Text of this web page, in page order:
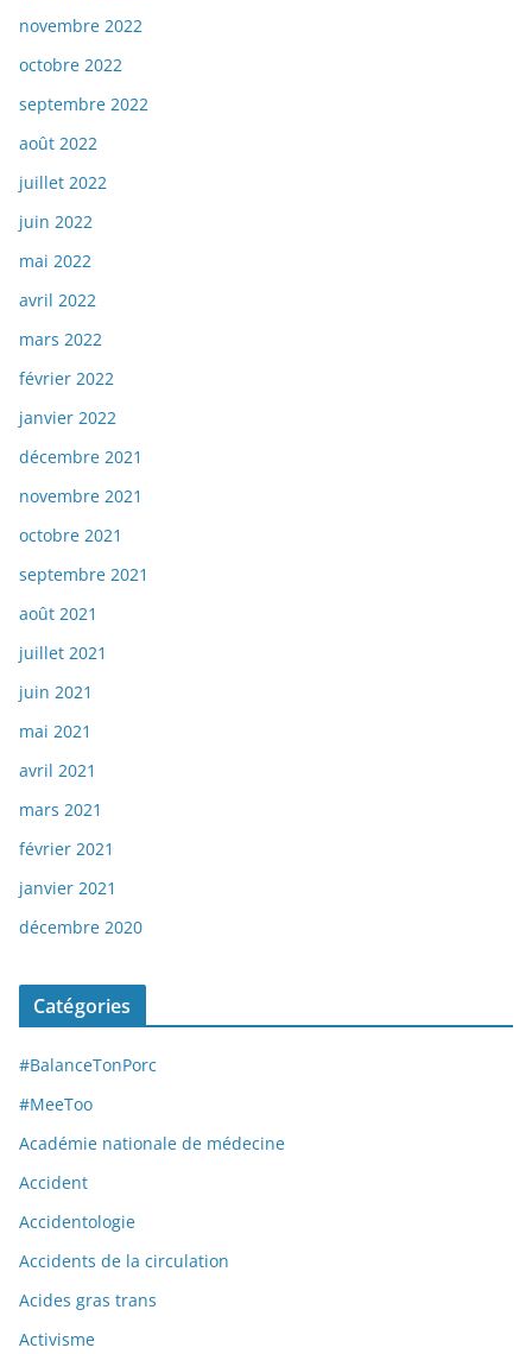
novembre 2022
octobre 2022
septembre 2022
août 2022
juillet 2022
juin 2022
mai 2022
avril 2022
mars 2022
février 2022
janvier 2022
décembre 2021
novembre 2021
octobre 2021
septembre 2021
août 2021
juillet 2021
juin 2021
mai 2021
avril 2021
mars 2021
février 2021
janvier 2021
décembre 2020
Catégories
#BalanceTonPorc
#MeeToo
Académie nationale de médecine
Accident
Accidentologie
Accidents de la circulation
Acides gras trans
Activisme